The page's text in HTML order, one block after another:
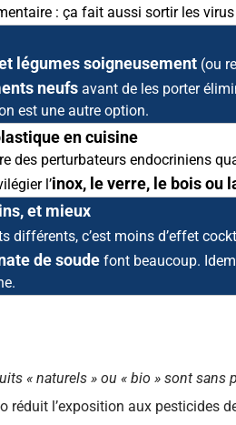
: ça fait aussi sortir les
légumes soigneusement (ou
neufs avant de les porter
est une autre option.
en cuisine
des perturbateurs endocriniens
l’inox, le verre, le bois ou
et mieux
différents, c’est moins d’effet
de soude font beaucoup.
« naturels » ou « bio » sont sans
réduit l’exposition aux pesticides